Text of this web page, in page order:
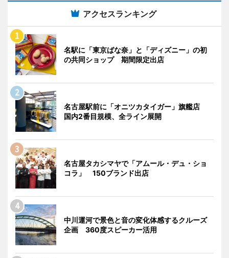
アクセスランキング
名駅に「東京ばな奈」と「ディズニー」の初
の共同ショップ 期間限定出店
名古屋駅前に「オニツカタイガー」旗艦店
国内2番目規模、全ライン展開
名古屋タカシマヤで「アムール・デュ・ショ
コラ」 150ブランド出店
中川運河で景色と音の変化体感するクルーズ
企画 360度スピーカー活用